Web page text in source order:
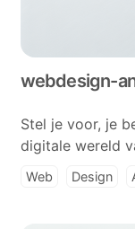
webdesign-
Stel je voor, je
digitale wereld
Web Design